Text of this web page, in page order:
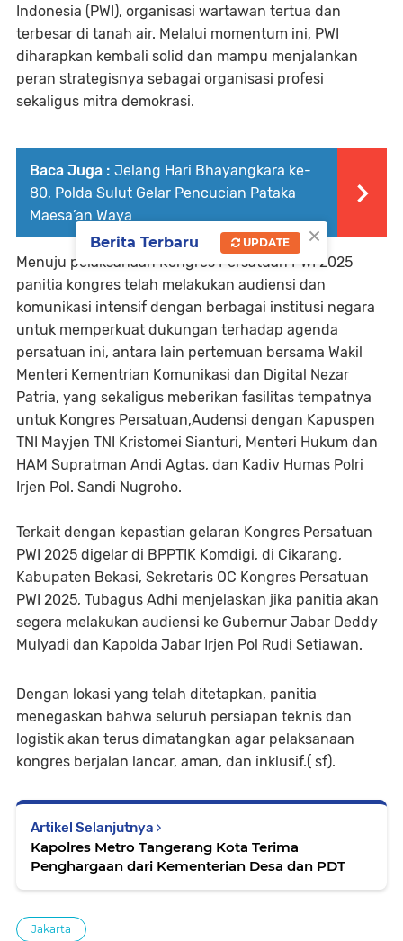
Indonesia (PWI), organisasi wartawan tertua dan
terbesar di tanah air. Melalui momentum ini, PWI
diharapkan kembali solid dan mampu menjalankan
peran strategisnya sebagai organisasi profesi
sekaligus mitra demokrasi.
Baca Juga : Jelang Hari Bhayangkara ke-
80, Polda Sulut Gelar Pencucian Pataka
Maesa’an Waya
Menuju pelaksanaan Kongres Persatuan PWI 2025
panitia kongres telah melakukan audiensi dan
komunikasi intensif dengan berbagai institusi negara
untuk memperkuat dukungan terhadap agenda
persatuan ini, antara lain pertemuan bersama Wakil
Menteri Kementrian Komunikasi dan Digital Nezar
Patria, yang sekaligus meberikan fasilitas tempatnya
untuk Kongres Persatuan,Audensi dengan Kapuspen
TNI Mayjen TNI Kristomei Sianturi, Menteri Hukum dan
HAM Supratman Andi Agtas, dan Kadiv Humas Polri
Irjen Pol. Sandi Nugroho.
Terkait dengan kepastian gelaran Kongres Persatuan
PWI 2025 digelar di BPPTIK Komdigi, di Cikarang,
Kabupaten Bekasi, Sekretaris OC Kongres Persatuan
PWI 2025, Tubagus Adhi menjelaskan jika panitia akan
segera melakukan audiensi ke Gubernur Jabar Deddy
Mulyadi dan Kapolda Jabar Irjen Pol Rudi Setiawan.
Dengan lokasi yang telah ditetapkan, panitia
menegaskan bahwa seluruh persiapan teknis dan
logistik akan terus dimatangkan agar pelaksanaan
kongres berjalan lancar, aman, dan inklusif.( sf).
Artikel Selanjutnya
Kapolres Metro Tangerang Kota Terima
Penghargaan dari Kementerian Desa dan PDT
Jakarta
×
Berita Terbaru UPDATE